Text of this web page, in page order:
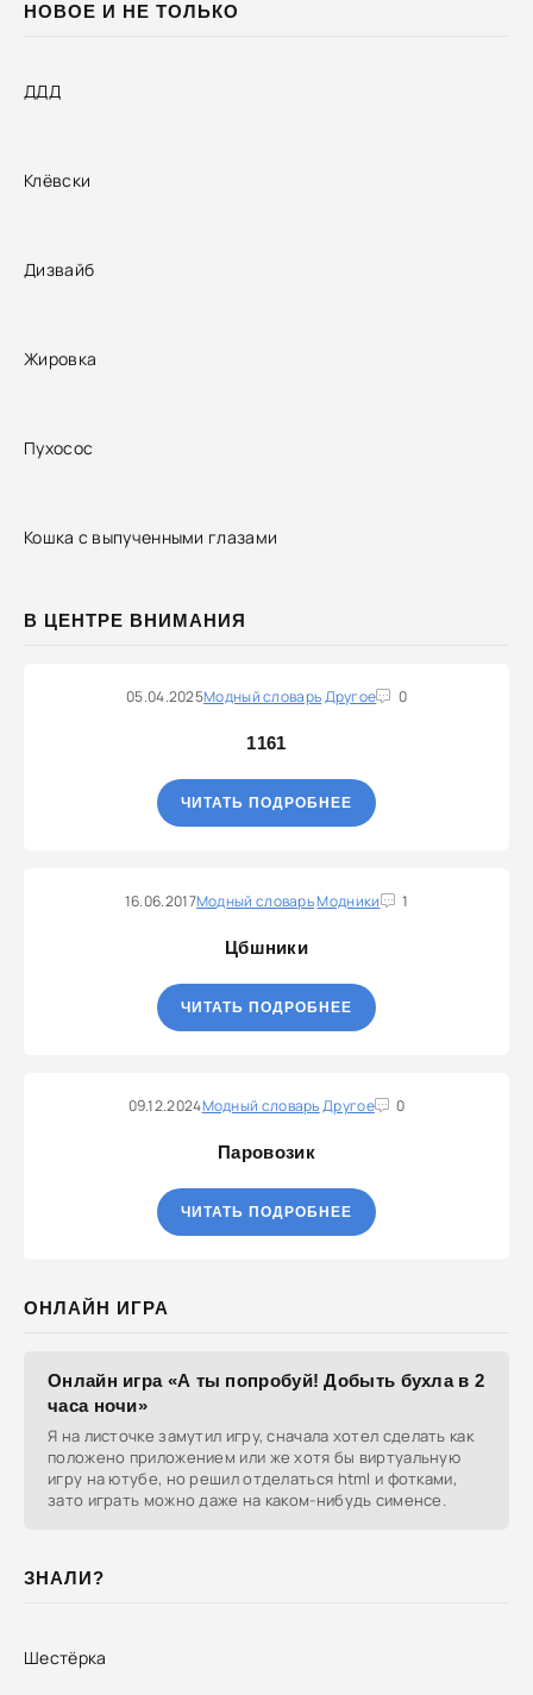
НОВОЕ И НЕ ТОЛЬКО
ДДД
Клёвски
Дизвайб
Жировка
Пухосос
Кошка с выпученными глазами
В ЦЕНТРЕ ВНИМАНИЯ
05.04.2025Модный словарьДругое 0
1161
ЧИТАТЬ ПОДРОБНЕЕ
16.06.2017Модный словарьМодники 1
Цбшники
ЧИТАТЬ ПОДРОБНЕЕ
09.12.2024Модный словарьДругое 0
Паровозик
ЧИТАТЬ ПОДРОБНЕЕ
ОНЛАЙН ИГРА
Онлайн игра «А ты попробуй! Добыть бухла в 2
часа ночи»
Я на листочке замутил игру, сначала хотел сделать как
положено приложением или же хотя бы виртуальную
игру на ютубе, но решил отделаться html и фотками,
зато играть можно даже на каком-нибудь сименсе.
ЗНАЛИ?
Шестёрка